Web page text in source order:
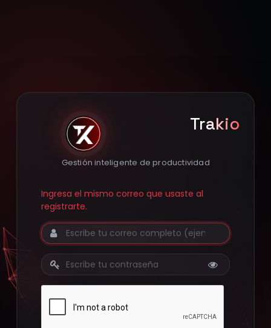
Trakio
Gestión inteligente de productividad
Ingresa el mismo correo que usaste al
registrarte.